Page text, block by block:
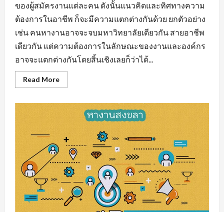
ของผู้สมัครงานแต่ละคน ดังนั้นแนวคิดและทิศทางความ
ต้องการในอาชีพ ก็จะมีความแตกต่างกันด้วย ยกตัวอย่าง
เช่น คนหางานอาจจะจบมหาวิทยาลัยเดียวกัน สายอาชีพ
เดียวกัน แต่ความต้องการในลักษณะของงานและองค์กร
อาจจะแตกต่างกันโดยสิ้นเชิงเลยก็ว่าได้...
Read MoreRead
more
รวม
แหล่ง
หา
งาน
ทุก
สาขา
อาชีพ